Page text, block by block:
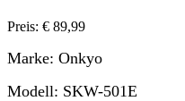
Preis: € 89,99
Marke: Onkyo
Modell: SKW-501E